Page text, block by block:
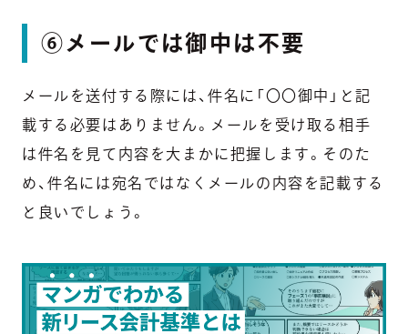
⑥メールでは御中は不要
メールを送付する際には、件名に「〇〇御中」と記
載する必要はありません。メールを受け取る相手
は件名を見て内容を大まかに把握します。そのた
め、件名には宛名ではなくメールの内容を記載する
と良いでしょう。